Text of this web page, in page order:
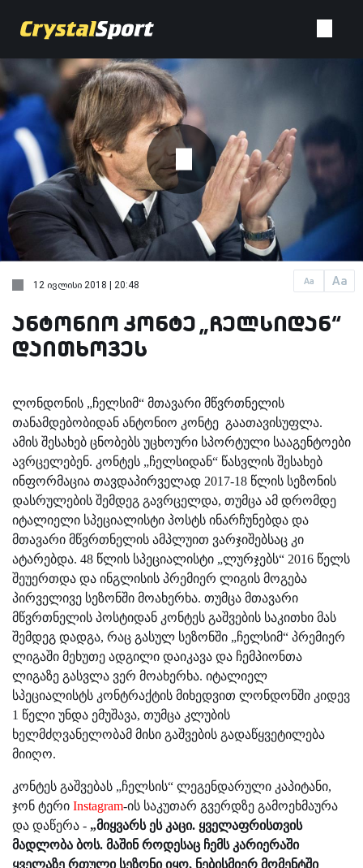
Aa Aa
12 ივლისი 2018 | 20:48
ანტონიო კონტე „ჩელსიდან“
დაითხოვეს
ლონდონის „ჩელსიმ“ მთავარი მწვრთნელის
თანამდებობიდან ანტონიო კონტე გაათავისუფლა.
ამის შესახებ ცნობებს უცხოური სპორტული სააგენტოები
ავრცელებენ. კონტეს „ჩელსიდან“ წასვლის შესახებ
ინფორმაცია თავდაპირველად 2017-18 წლის სეზონის
დასრულების შემდეგ გავრცელდა, თუმცა ამ დრომდე
იტალიელი სპეციალისტი პოსტს ინარჩუნებდა და
მთავარი მწვრთნელის ამპლუით ვარჯიშებსაც კი
ატარებდა. 48 წლის სპეციალისტი „ლურჯებს“ 2016 წელს
შეუერთდა და ინგლისის პრემიერ ლიგის მოგება
პირველივე სეზონში მოახერხა. თუმცა მთავარი
მწვრთნელის პოსტიდან კონტეს გაშვების საკითხი მას
შემდეგ დადგა, რაც გასულ სეზონში „ჩელსიმ“ პრემიერ
ლიგაში მეხუთე ადგილი დაიკავა და ჩემპიონთა
ლიგაზე გასვლა ვერ მოახერხა. იტალიელ
სპეციალისტს კონტრაქტის მიხედვით ლონდონში კიდევ
1 წელი უნდა ემუშავა, თუმცა კლუბის
ხელმძღვანელობამ მისი გაშვების გადაწყვეტილება
მიიღო.
კონტეს გაშვებას „ჩელსის“ ლეგენდარული კაპიტანი,
ჯონ ტერი Instagram-ის საკუთარ გვერდზე გამოეხმაურა
და დაწერა - „მიყვარს ეს კაცი. ყველაფრისთვის
მადლობა ბოს. მაშინ როდესაც ჩემს კარიერაში
ყველაზე რთული სეზონი იყო, ნებისმიერ მომენტში